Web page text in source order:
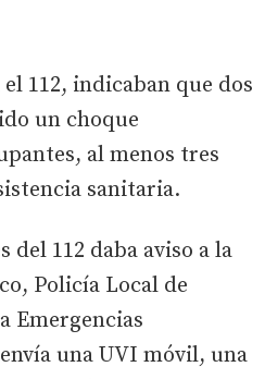
112, indicaban que dos
un choque
al menos tres
sanitaria.
del 112 daba aviso a la
Policía Local de
Emergencias
una UVI móvil, una